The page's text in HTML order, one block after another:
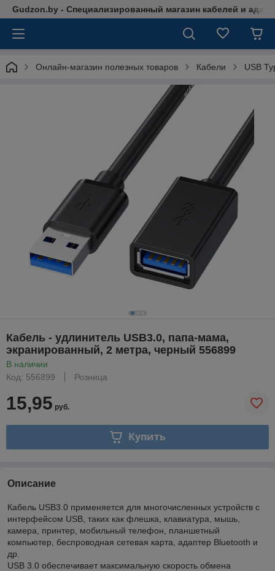
Gudzon.by - Специализированный магазин кабелей и
Онлайн-магазин полезных товаров Кабели USB
Кабель - удлинитель USB3.0, папа-мама,
экранированный, 2 метра, черный 556899
В наличии
Код: 556899
Розница
15,95 руб.
Купить
Описание
Кабель USB3.0 применяется для многочисленных устройств с
интерфейсом USB, таких как флешка, клавиатура, мышь,
камера, принтер, мобильный телефон, планшетный
компьютер, беспроводная сетевая карта, адаптер Bluetooth и
др.
USB 3.0 обеспечивает максимальную скорость обмена